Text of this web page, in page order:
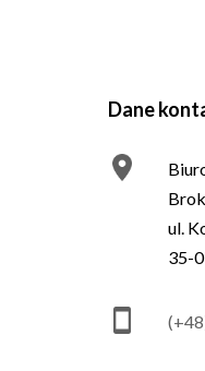
Dane
ul.
35-